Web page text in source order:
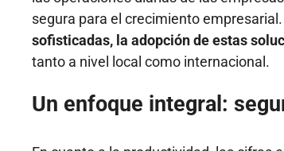
segura para el crecimiento empresarial.
sofisticadas, la adopción de estas
tanto a nivel local como internacional.
Un enfoque integral: